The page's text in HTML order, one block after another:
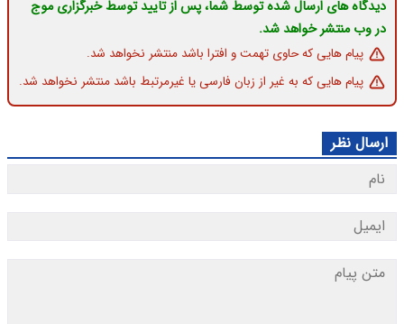
دیدگاه های ارسال شده توسط شما، پس از تایید توسط خبرگزاری موج
در وب منتشر خواهد شد.
پیام هایی که حاوی تهمت و افترا باشد منتشر نخواهد شد.
پیام هایی که به غیر از زبان فارسی یا غیرمرتبط باشد منتشر نخواهد شد.
ارسال نظر